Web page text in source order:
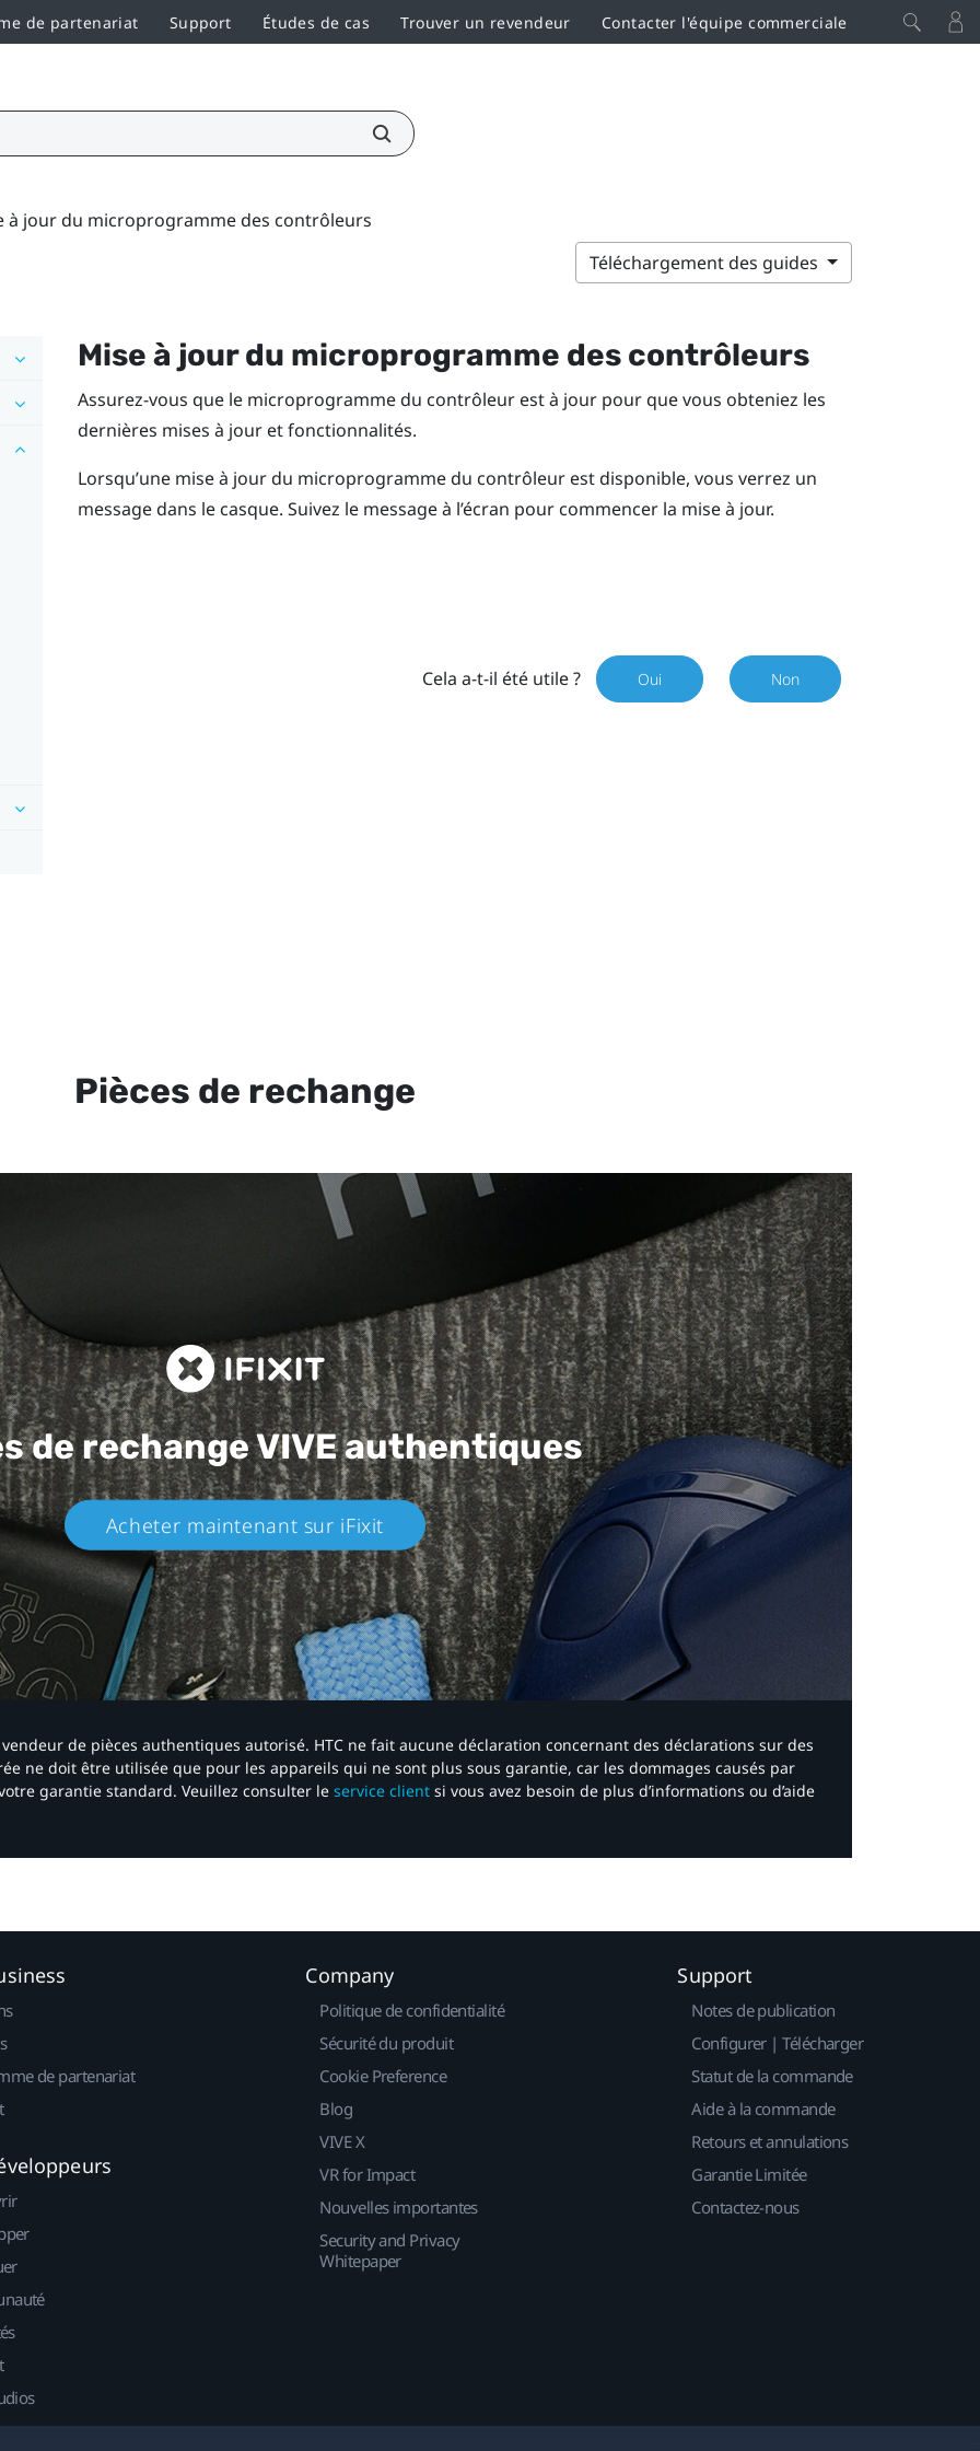
de partenariat Support Études de cas Trouver un revendeur Contacter l'équipe commerciale
à jour du microprogramme des contrôleurs
Téléchargement des guides
Mise à jour du microprogramme des contrôleurs
Assurez-vous que le microprogramme du contrôleur est à jour pour que vous obteniez les
dernières mises à jour et fonctionnalités.
Lorsqu’une mise à jour du microprogramme du contrôleur est disponible, vous verrez un
message dans le casque. Suivez le message à l’écran pour commencer la mise à jour.
Cela a-t-il été utile ? Oui Non
Pièces de rechange
de rechangeVIVE authentiques​
Acheter maintenant sur iFixit​
de pièces authentiques autorisé. HTC ne fait aucune déclaration concernant des déclarations sur des
ne doit être utilisée que pour les appareils qui ne sont plus sous garantie, car les dommages causés par
garantie standard. Veuillez consulter le service client si vous avez besoin de plus d’informations ou d’aide
de partenariat
Company
Politique de confidentialité
Sécurité du produit
Cookie Preference
Blog
VIVE X
VR for Impact
Nouvelles importantes
Security and Privacy
Whitepaper
Support
Notes de publication
Configurer | Télécharger
Statut de la commande
Aide à la commande
Retours et annulations
Garantie Limitée
Contactez-nous